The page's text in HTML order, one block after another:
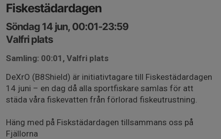
Fiskestädardagen
Söndag 14 jun, 00:01-23:59
Valfri plats
Samling: 00:01, Valfri plats
DeXrO (B8Shield) är initiativtagare till Fiskestädardagen
14 juni – en dag då alla sportfiskare samlas för att
städa våra fiskevatten från förlorad fiskeutrustning.
Häng med på Fiskstädardagen tillsammans oss på
Fjällorna